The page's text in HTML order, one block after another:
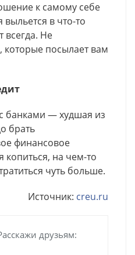
к самому себе
в что-то
всегда. Не
которые посылает вам
банками — худшая из
брать
финансовое
копиться, на чем-то
чуть больше.
Источник: creu.ru
друзьям: